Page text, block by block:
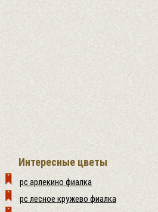
Интересные цветы
рс арлекино фиалка
рс лесное кружево фиалка